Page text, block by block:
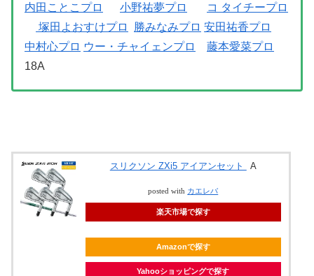
内田ことこプロ
小野祐夢プロ
コ タイチープロ
塚田よおすけプロ
勝みなみプロ 安田祐香プロ
中村心プロ ウー・チャイェンプロ
藤本愛菜プロ
18A
スリクソン ZXi5 アイアンセット A
posted with カエレバ
楽天市場で探す
Amazonで探す
Yahooショッピングで探す